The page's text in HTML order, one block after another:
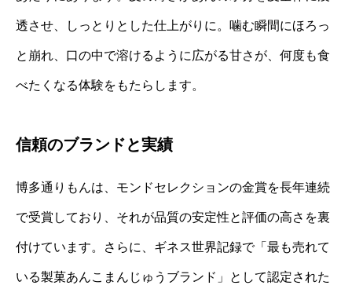
透させ、しっとりとした仕上がりに。噛む瞬間にほろっ
と崩れ、口の中で溶けるように広がる甘さが、何度も食
べたくなる体験をもたらします。
信頼のブランドと実績
博多通りもんは、モンドセレクションの金賞を長年連続
で受賞しており、それが品質の安定性と評価の高さを裏
付けています。さらに、ギネス世界記録で「最も売れて
いる製菓あんこまんじゅうブランド」として認定された